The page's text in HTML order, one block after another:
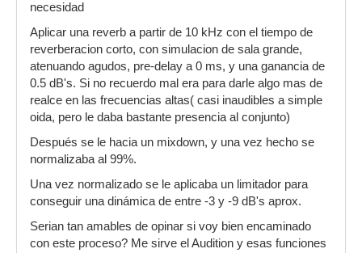
necesidad
Aplicar una reverb a partir de 10 kHz con el tiempo de
reverberacion corto, con simulacion de sala grande,
atenuando agudos, pre-delay a 0 ms, y una ganancia de
0.5 dB's. Si no recuerdo mal era para darle algo mas de
realce en las frecuencias altas( casi inaudibles a simple
oida, pero le daba bastante presencia al conjunto)
Después se le hacia un mixdown, y una vez hecho se
normalizaba al 99%.
Una vez normalizado se le aplicaba un limitador para
conseguir una dinámica de entre -3 y -9 dB's aprox.
Serian tan amables de opinar si voy bien encaminado
con este proceso? Me sirve el Audition y esas funciones